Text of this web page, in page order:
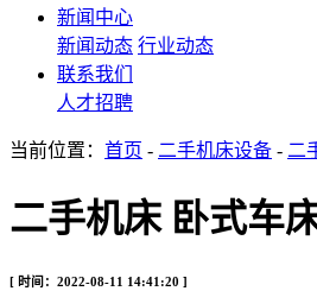
新闻中心
新闻动态 行业动态
联系我们
人才招聘
当前位置： 首页 - 二手机床设备 - 二
二手机床 卧式车
[ 时间：2022-08-11 14:41:20 ]